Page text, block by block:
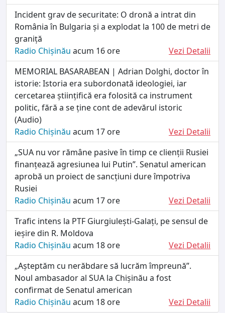
Incident grav de securitate: O dronă a intrat din
România în Bulgaria și a explodat la 100 de metri de
graniță
Radio Chișinău acum 16 ore
Vezi Detalii
MEMORIAL BASARABEAN | Adrian Dolghi, doctor în
istorie: Istoria era subordonată ideologiei, iar
cercetarea științifică era folosită ca instrument
politic, fără a se ține cont de adevărul istoric
(Audio)
Radio Chișinău acum 17 ore
Vezi Detalii
„SUA nu vor rămâne pasive în timp ce clienții Rusiei
finanțează agresiunea lui Putin”. Senatul american
aprobă un proiect de sancțiuni dure împotriva
Rusiei
Radio Chișinău acum 17 ore
Vezi Detalii
Trafic intens la PTF Giurgiulești-Galați, pe sensul de
ieșire din R. Moldova
Radio Chișinău acum 18 ore
Vezi Detalii
„Așteptăm cu nerăbdare să lucrăm împreună”.
Noul ambasador al SUA la Chișinău a fost
confirmat de Senatul american
Radio Chișinău acum 18 ore Vezi Detalii